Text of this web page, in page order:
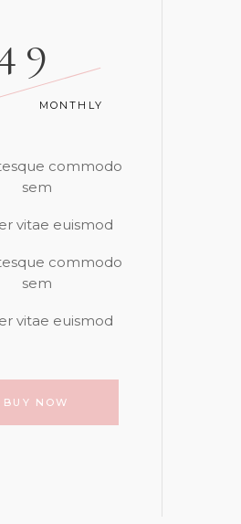
MONTHLY
commodo
sem
vitae euismod
commodo
sem
vitae euismod
BUY NOW